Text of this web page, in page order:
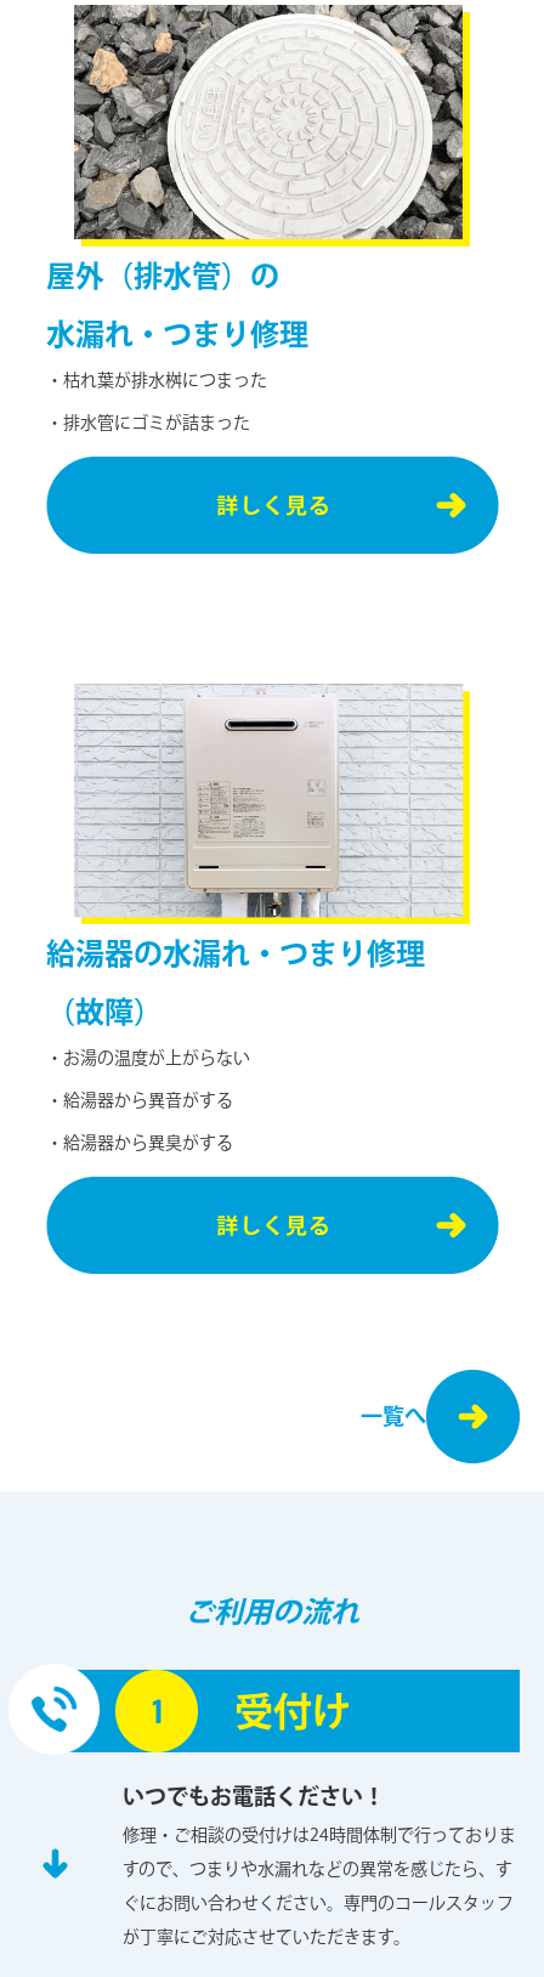
屋外（排水管）の
水漏れ・つまり修理
・枯れ葉が排⽔桝につまった
・排⽔管にゴミが詰まった
給湯器の水漏れ・つまり修理
（故障）
・お湯の温度が上がらない
・給湯器から異音がする
・給湯器から異臭がする
一覧へ
ご利⽤の流れ
受付け
いつでもお電話ください！
修理・ご相談の受付けは24時間体制で行っておりま
すので、つまりや水漏れなどの異常を感じたら、す
ぐにお問い合わせください。専門のコールスタッフ
が丁寧にご対応させていただきます。